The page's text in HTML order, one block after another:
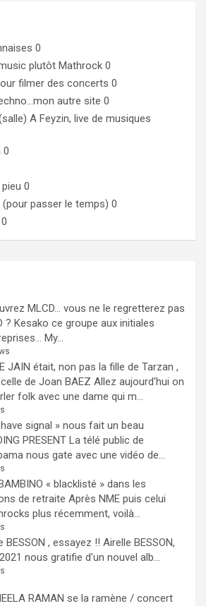
0
plutôt Mathrock 0
filmer des concerts 0
autre site 0
A Feyzin, live de musiques
0
0
(pour passer le temps) 0
0
MLCD… vous ne le regretterez pas
? Kesako ce groupe aux initiales
My...
JAIN était, non pas la fille de Tarzan ,
de Joan BAEZ Allez aujourd'hui on
folk avec une dame qui m...
have signal » nous fait un beau
PRESENT La télé public de
nous gate avec une vidéo de...
« blacklisté » dans les
de retraite Après NME puis celui
plus récemment, voilà...
BESSON , essayez !! Airelle BESSON,
nous gratifie d'un nouvel alb...
RAMAN se la ramène / concert